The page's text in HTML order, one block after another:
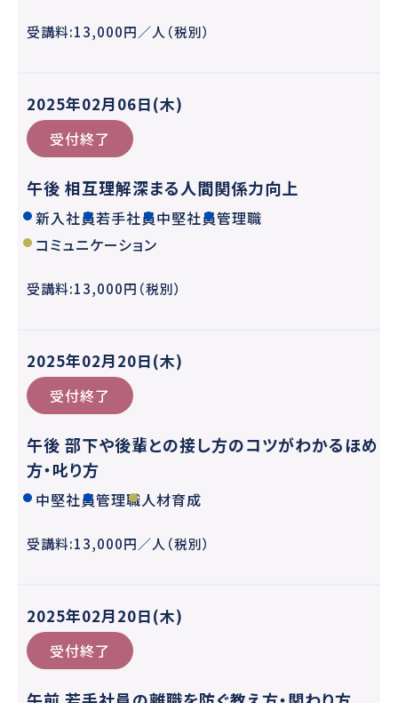
受講料:13,000円／人（税別）
2025年02月06日(木)
受付終了
午後 相互理解深まる人間関係力向上
新入社員若手社員中堅社員管理職
コミュニケーション
受講料:13,000円（税別）
2025年02月20日(木)
受付終了
午後 部下や後輩との接し方のコツがわかるほめ
方・叱り方
中堅社員管理職人材育成
受講料:13,000円／人（税別）
2025年02月20日(木)
受付終了